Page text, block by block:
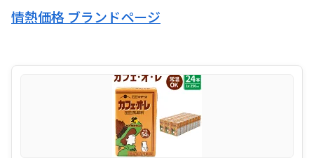
情熱価格 ブランドページ